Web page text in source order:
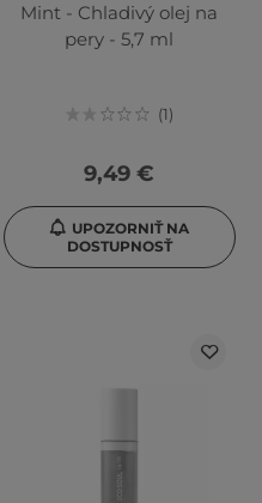
Mint - Chladivý olej na
pery - 5,7 ml
1
9,49 €
UPOZORNIŤ NA
DOSTUPNOSŤ